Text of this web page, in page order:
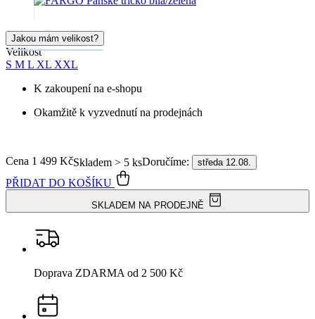
Jakou mám velikost?
Velikost
S M L XL XXL
K zakoupení na e-shopu
Okamžitě k vyzvednutí na prodejnách
Skladem > 5 ksDoručíme: středa 12.08.
Cena 1 499 Kč
PŘIDAT DO KOŠÍKU
SKLADEM NA PRODEJNĚ
Doprava ZDARMA od 2 500 Kč